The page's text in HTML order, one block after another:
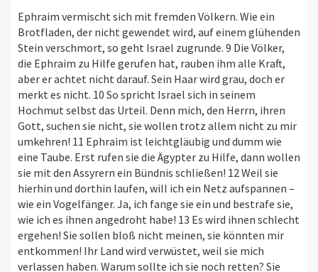
Ephraim vermischt sich mit fremden Völkern. Wie ein
Brotfladen, der nicht gewendet wird, auf einem glühenden
Stein verschmort, so geht Israel zugrunde. 9 Die Völker,
die Ephraim zu Hilfe gerufen hat, rauben ihm alle Kraft,
aber er achtet nicht darauf. Sein Haar wird grau, doch er
merkt es nicht. 10 So spricht Israel sich in seinem
Hochmut selbst das Urteil. Denn mich, den Herrn, ihren
Gott, suchen sie nicht, sie wollen trotz allem nicht zu mir
umkehren! 11 Ephraim ist leichtgläubig und dumm wie
eine Taube. Erst rufen sie die Ägypter zu Hilfe, dann wollen
sie mit den Assyrern ein Bündnis schließen! 12 Weil sie
hierhin und dorthin laufen, will ich ein Netz aufspannen –
wie ein Vogelfänger. Ja, ich fange sie ein und bestrafe sie,
wie ich es ihnen angedroht habe! 13 Es wird ihnen schlecht
ergehen! Sie sollen bloß nicht meinen, sie könnten mir
entkommen! Ihr Land wird verwüstet, weil sie mich
verlassen haben. Warum sollte ich sie noch retten? Sie